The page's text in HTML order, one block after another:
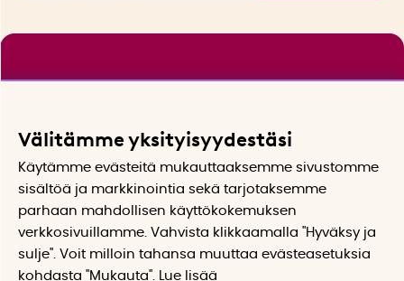
Välitämme yksityisyydestäsi
Käytämme evästeitä mukauttaaksemme sivustomme
sisältöä ja markkinointia sekä tarjotaksemme
parhaan mahdollisen käyttökokemuksen
verkkosivuillamme. Vahvista klikkaamalla "Hyväksy ja
sulje". Voit milloin tahansa muuttaa evästeasetuksia
kohdasta "Mukauta". Lue lisää